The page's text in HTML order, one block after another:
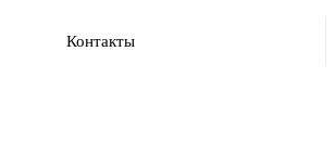
Контакты